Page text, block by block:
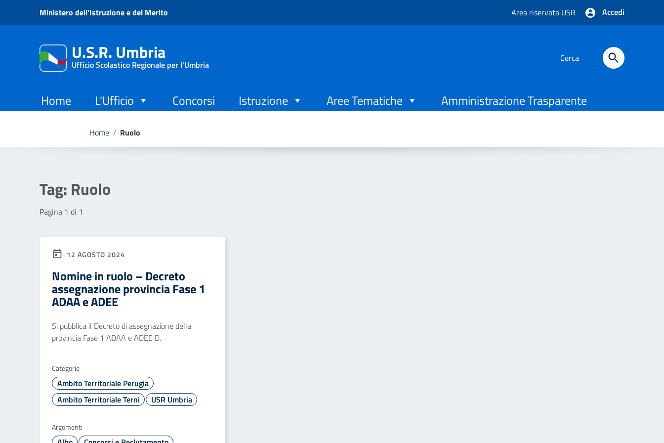
Vai ai contenuti
Vai al menu di navigazione
Ministero dell'Istruzione e del Merito Area riservata USR Accedi
U.S.R. Umbria
Ufficio Scolastico Regionale per l'Umbria
Home L'Ufficio Concorsi Istruzione Aree Tematiche Amministrazione Trasparente
Home / Ruolo
Tag: Ruolo
Pagina 1 di 1
12 AGOSTO 2024
Nomine in ruolo – Decreto
assegnazione provincia Fase 1
ADAA e ADEE
Si pubblica il Decreto di assegnazione della
provincia Fase 1 ADAA e ADEE D.
Categorie
Ambito Territoriale Perugia
Ambito Territoriale Terni
USR Umbria
Argomenti